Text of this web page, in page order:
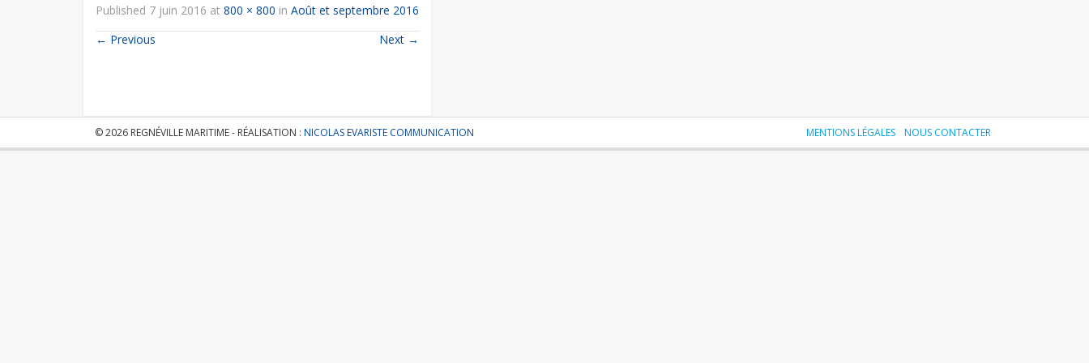
Published 7 juin 2016 at 800 × 800 in Août et septembre 2016
← Previous Next →
© 2026 REGNÉVILLE MARITIME - RÉALISATION : NICOLAS EVARISTE COMMUNICATION MENTIONS LÉGALES NOUS CONTACTER